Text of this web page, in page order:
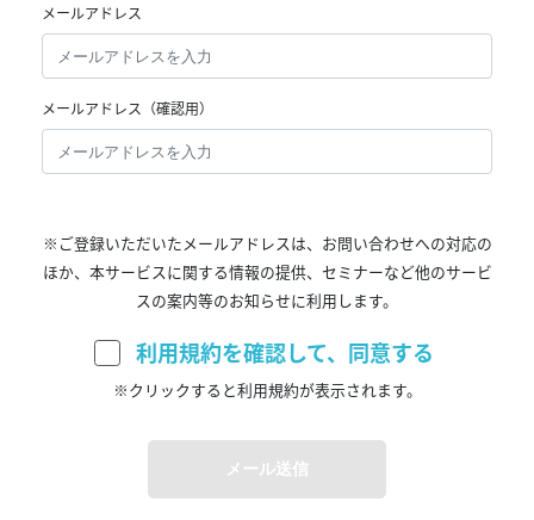
メールアドレス
メールアドレス（確認用）
※ご登録いただいたメールアドレスは、お問い合わせへの対応の
ほか、本サービスに関する情報の提供、セミナーなど他のサービ
スの案内等のお知らせに利用します。
利用規約を確認して、同意する
※クリックすると利用規約が表示されます。
メール送信